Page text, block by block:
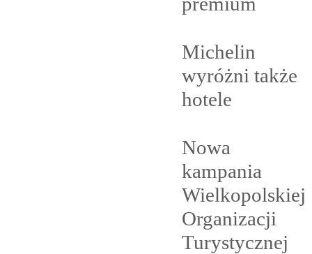
Michelin
wyróżni także
hotele
Nowa
kampania
Wielkopolskiej
Organizacji
Turystycznej